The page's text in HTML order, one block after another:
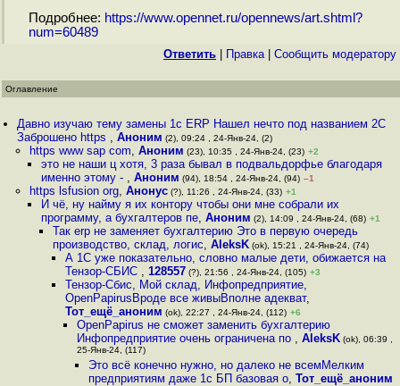
Подробнее: https://www.opennet.ru/opennews/art.shtml?
num=60489
Ответить Правка| Cообщить модератору
Оглавление
Давно изучаю тему замены 1с ERP Нашел нечто под названием 2С
Заброшено https ,Аноним (2), 09:24 , 24-Янв-24, (2)
https www sap com, Аноним (23), 10:35 , 24-Янв-24, (23) +2
это не наши ц хотя, 3 раза бывал в подвальдорфье благодаря
именно этому - , Аноним (94), 18:54 , 24-Янв-24, (94) –1
https lsfusion org, Анонус(?), 11:26 , 24-Янв-24, (33) +1
И чё, ну найму я их контору чтобы они мне собрали их
программу, а бухгалтеров пе, Аноним (2), 14:09 , 24-Янв-24, (68) +1
Так erp не заменяет бухгалтерию Это в первую очередь
производство, склад, логис,AleksK (ok), 15:21 , 24-Янв-24, (74)
А 1С уже показательно, словно малые дети, обижается на
Тензор-СБИС , 128557(?), 21:56 , 24-Янв-24, (105) +3
Тензор-Сбис, Мой склад, Инфопредприятие,
OpenPapirusВроде все живыВполне адекват,
Тот_ещё_аноним (ok), 22:27 , 24-Янв-24, (112) +6
OpenPapirus не сможет заменить бухгалтерию
Инфопредприятие очень ограничена по , AleksK(ok), 06:39 ,
25-Янв-24, (117)
Это всё конечно нужно, но далеко не всемМелким
предприятиям даже 1с БП базовая о,Тот_ещё_аноним